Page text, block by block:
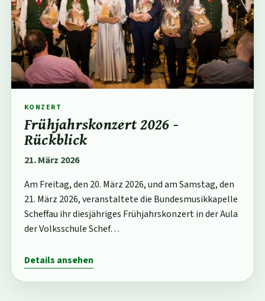
KONZERT
Frühjahrskonzert 2026 -
Rückblick
21. März 2026
Am Freitag, den 20. März 2026, und am Samstag, den
21. März 2026, veranstaltete die Bundesmusikkapelle
Scheffau ihr diesjähriges Frühjahrskonzert in der Aula
der Volksschule Schef…
Details ansehen